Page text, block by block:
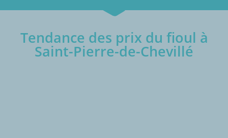
Tendance des prix du fioul à
Saint-Pierre-de-Chevillé